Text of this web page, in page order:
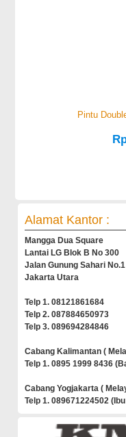
Pintu
Alamat Kantor :
Mangga Dua Square
Lantai LG Blok B No 300
Jalan Gunung Sahari No.1
Jakarta Utara
Telp 1. 08121861684
Telp 2. 087884650973
Telp 3. 089694284846
Cabang Kalimantan (
Telp 1. 0895 1999 8436
Cabang Yogjakarta (
Telp 1. 089671224502